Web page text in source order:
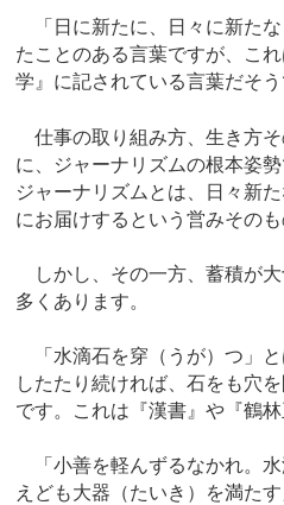
「日に新たに、日々に新た
たことのある言葉ですが、こ
学』に記されている言葉だそう
仕事の取り組み方、生き方
に、ジャーナリズムの根本姿
ジャーナリズムとは、日々新
にお届けするという営みそのも
しかし、その一方、蓄積が
多くあります。
「水滴石を穿（うが）つ」と
したたり続ければ、石をも穴
です。これは『漢書』や『鶴
「小善を軽んずるなかれ。
えども大器（たいき）を満た